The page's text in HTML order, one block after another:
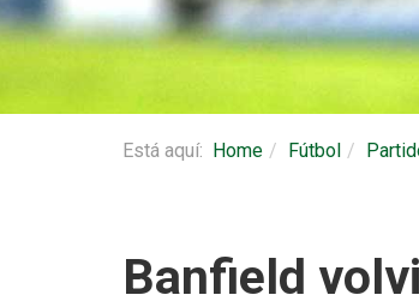
Está aquí: Home Fútbol
Banfield